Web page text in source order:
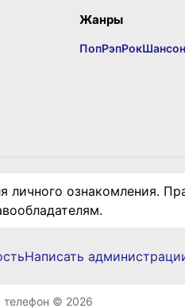
Жанры
ПопРэпРокШансон
личного ознакомления.
Написать
телефон © 2026